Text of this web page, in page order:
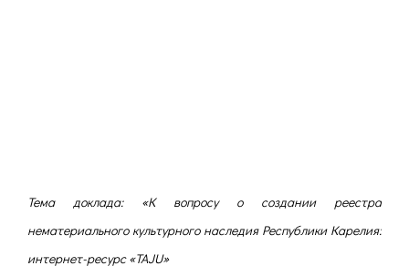
Тема доклада: «К вопросу о создании реестра
нематериального культурного наследия Республики Карелия:
интернет-ресурс «TAJU»